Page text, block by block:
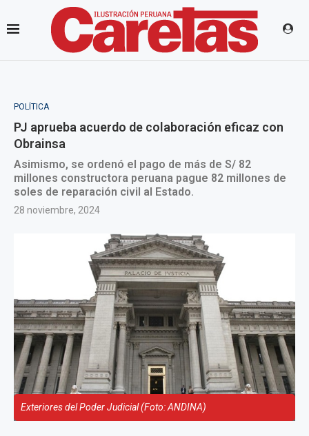
POLÍTICA
PJ aprueba acuerdo de colaboración eficaz con
Obrainsa
Asimismo, se ordenó el pago de más de S/ 82
millones constructora peruana pague 82 millones de
soles de reparación civil al Estado.
28 noviembre, 2024
Exteriores del Poder Judicial (Foto: ANDINA)